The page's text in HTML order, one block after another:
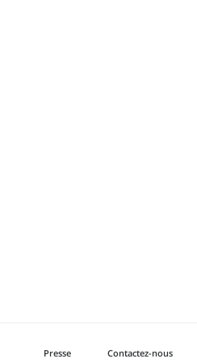
Presse Contactez-nous